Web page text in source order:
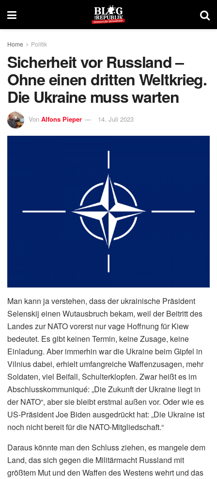
Home Politik
Sicherheit vor Russland –
Ohne einen dritten Weltkrieg.
Die Ukraine muss warten
Von Alfons Pieper 14. Juli 2023
Man kann ja verstehen, dass der ukrainische Präsident
Selenskij einen Wutausbruch bekam, weil der Beitritt des
Landes zur NATO vorerst nur vage Hoffnung für Kiew
bedeutet. Es gibt keinen Termin, keine Zusage, keine
Einladung. Aber immerhin war die Ukraine beim Gipfel in
Vilnius dabei, erhielt umfangreiche Waffenzusagen, mehr
Soldaten, viel Beifall, Schulterklopfen. Zwar heißt es im
Abschlusskommuniqué: „Die Zukunft der Ukraine liegt in
der NATO“, aber sie bleibt erstmal außen vor. Oder wie es
US-Präsident Joe Biden ausgedrückt hat: „Die Ukraine ist
noch nicht bereit für die NATO-Mitgliedschaft.“
Daraus könnte man den Schluss ziehen, es mangele dem
Land, das sich gegen die Militärmacht Russland mit
größtem Mut und den Waffen des Westens wehrt und das